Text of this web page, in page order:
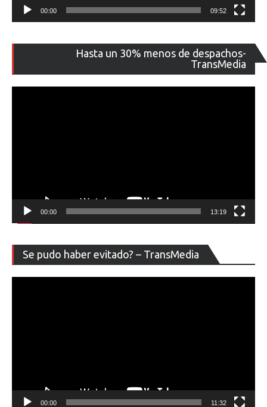
00:00 09:52
Hasta un 30% menos de despachos-
TransMedia
de
00:00 13:19
Se pudo haber evitado? – TransMedia
de
00:00 11:32